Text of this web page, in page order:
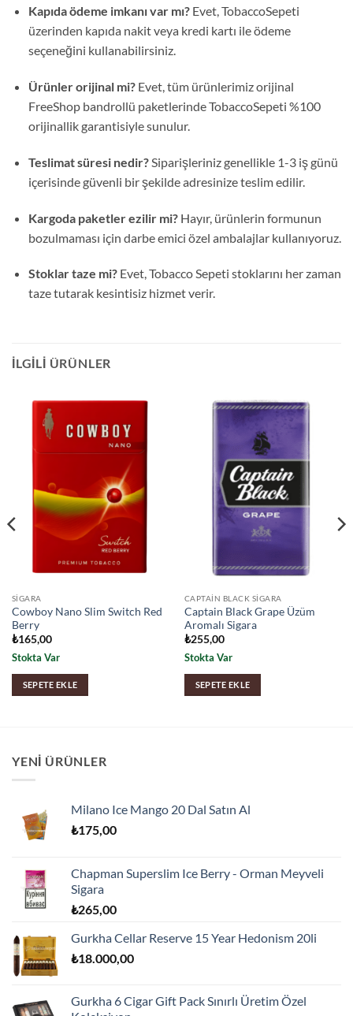
Kapıda ödeme imkanı var mı?Evet, TobaccoSepeti
üzerinden kapıda nakit veya kredi kartı ile ödeme
seçeneğini kullanabilirsiniz.
Ürünler orijinal mi?Evet, tüm ürünlerimiz orijinal
FreeShop bandrollü paketlerinde TobaccoSepeti %100
orijinallik garantisiyle sunulur.
Teslimat süresi nedir?Siparişleriniz genellikle 1-3 iş günü
içerisinde güvenli bir şekilde adresinize teslim edilir.
Kargoda paketler ezilir mi?Hayır, ürünlerin formunun
bozulmaması için darbe emici özel ambalajlar kullanıyoruz.
Stoklar taze mi?Evet, Tobacco Sepeti stoklarını her zaman
taze tutarak kesintisiz hizmet verir.
İLGILI ÜRÜNLER
SIGARA
Cowboy Nano Slim Switch Red
Berry
₺165,00
Stokta Var
SEPETE EKLE
CAPTAIN BLACK SIGARA
Captain Black Grape Üzüm
Aromalı Sigara
₺255,00
Stokta Var
SEPETE EKLE
YENI ÜRÜNLER
Milano Ice Mango 20 Dal Satın Al
₺175,00
Chapman Superslim Ice Berry - Orman Meyveli
Sigara
₺265,00
Gurkha Cellar Reserve 15 Year Hedonism 20li
₺18.000,00
Gurkha 6 Cigar Gift Pack Sınırlı Üretim Özel